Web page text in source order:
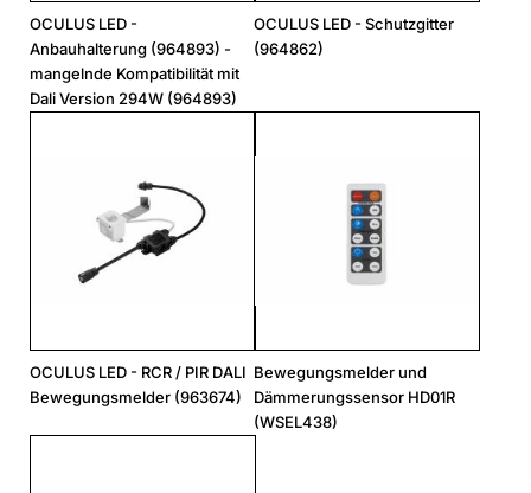
OCULUS LED -
Anbauhalterung (964893) -
mangelnde Kompatibilität mit
Dali Version 294W (964893)
OCULUS LED - Schutzgitter
(964862)
OCULUS LED - RCR / PIR DALI
Bewegungsmelder (963674)
Bewegungsmelder und
Dämmerungssensor HD01R
(WSEL438)